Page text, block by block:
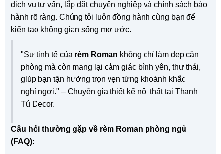
dịch vụ tư vấn, lắp đặt chuyên nghiệp và chính sách bảo
hành rõ ràng. Chúng tôi luôn đồng hành cùng bạn để
kiến tạo không gian sống mơ ước.
"Sự tinh tế của rèm Roman không chỉ làm đẹp căn
phòng mà còn mang lại cảm giác bình yên, thư thái,
giúp bạn tận hưởng trọn vẹn từng khoảnh khắc
nghỉ ngơi." – Chuyên gia thiết kế nội thất tại Thanh
Tú Decor.
Câu hỏi thường gặp về rèm Roman phòng ngủ
(FAQ):